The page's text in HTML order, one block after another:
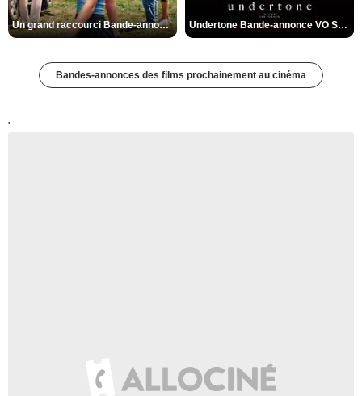
Un grand raccourci Bande-annonce VF Undertone Bande-annonce VO STFR
Bandes-annonces des films prochainement au cinéma
'